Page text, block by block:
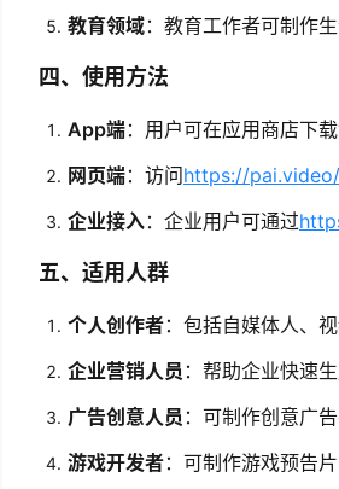
教育领域：教育工作者可制作
四、使用方法
App端：用户可在应用商店下
网页端：访问https://pai.video/
企业接入：企业用户可通过
五、适用人群
个人创作者：包括自媒体人、
企业营销人员 ：帮助企业快速
广告创意人员 ：可制作创意广
游戏开发者：可制作游戏预告